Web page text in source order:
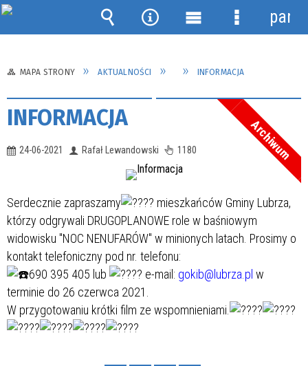
MAPA STRONY AKTUALNOŚCI INFORMACJA
INFORMACJA
24-06-2021 Rafał Lewandowski 1180 Archiwum
Serdecznie zapraszamy
mieszkańców Gminy Lubrza,
którzy odgrywali DRUGOPLANOWE role w baśniowym
widowisku "NOC NENUFARÓW" w minionych latach. Prosimy o
kontakt telefoniczny pod nr. telefonu:
690 395 405 lub
e-mail: gokib@lubrza.pl w
terminie do 26 czerwca 2021.
W przygotowaniu krótki film ze wspomnieniami.
Wyszukiwarka
Narzędzia
Menu Menu
panel